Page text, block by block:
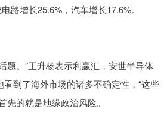
路增长25.6%，汽车增长17.6%。
题。”王升杨表示利赢汇，安世半导体
到了海外市场的诸多不确定性，“这些
先的就是地缘政治风险。